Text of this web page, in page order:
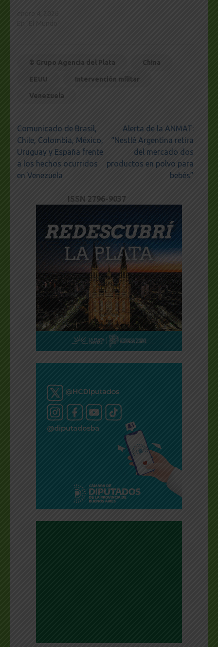
© Grupo Agencia del Plata China
EEUU Intervención militar
Venezuela
Navegación
de
entradas
Comunicado de Brasil,
Chile, Colombia, México,
Uruguay y España frente
a los hechos ocurridos
en Venezuela
Alerta de la ANMAT:
“Nestlé Argentina retira
del mercado dos
productos en polvo para
bebés”
ISSN 2796-9037